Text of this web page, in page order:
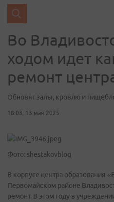
Во
ходом идет
ремонт
Обновят залы, кровлю и
18:03, 13 мая 2025
Фото: shestakovblog
В корпусе центра образования
Первомайском районе
ремонт. В этом году в